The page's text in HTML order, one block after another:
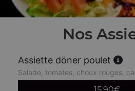
Nos
Assiette döner poulet
Salade, tomates, choux rouges,